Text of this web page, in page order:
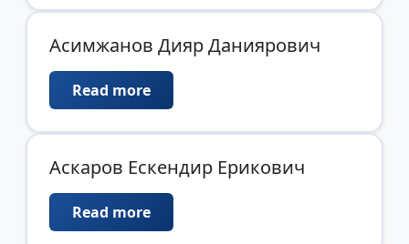
Асимжанов Дияр Даниярович
Read more
Аскаров Ескендир Ерикович
Read more